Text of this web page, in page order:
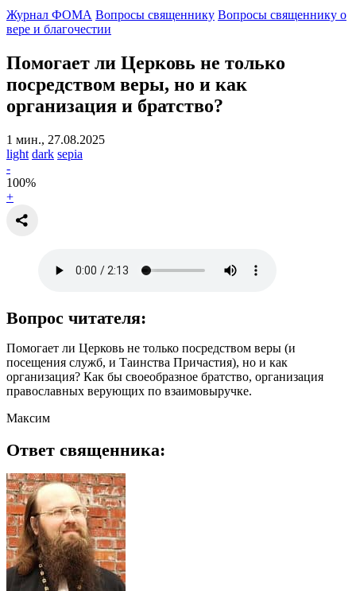
Журнал ФОМА Вопросы священнику Вопросы священнику о
вере и благочестии
Помогает ли Церковь не только
посредством веры, но и как
организация и братство?
1 мин., 27.08.2025
light dark sepia
-
100%
+
Вопрос читателя:
Помогает ли Церковь не только посредством веры (и
посещения служб, и Таинства Причастия), но и как
организация? Как бы своеобразное братство, организация
православных верующих по взаимовыручке.
Максим
Ответ священника: